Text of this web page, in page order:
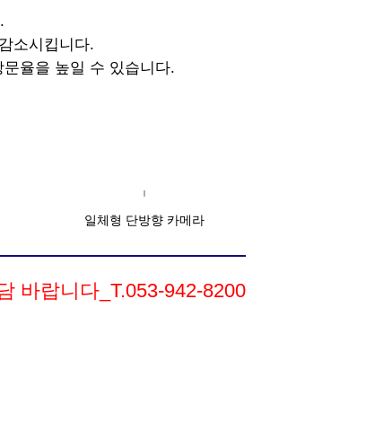
소시킵니다.
율을 높일 수 있습니다.
일체형 단방향 카메라
바랍니다_T.053-942-8200